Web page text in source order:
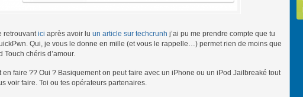
retrouvantici après avoir lu un article sur techcrunh j’ai pu me prendre compte que tu
Qui, je vous le donne en mille (et vous le rappelle…) permet rien de moins que
chéris d’amour.
en faire ?? Oui ? Basiquement on peut faire avec un iPhone ou un iPod Jailbreaké tout
voir faire. Toi ou tes opérateurs partenaires.